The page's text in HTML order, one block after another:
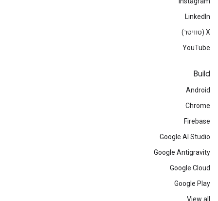
LinkedIn
‫X (טוויטר)
YouTube
Build
Android
Chrome
Firebase
Google AI Studio
Google Antigravity
Google Cloud
Google Play
View all